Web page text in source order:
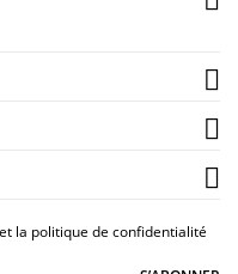



la politique de confidentialité